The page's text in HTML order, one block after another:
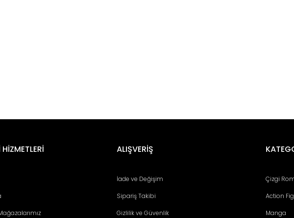
de dinlemenizi tavsiye ederim. Ayrılık acısı ve aşk konularından doğan Miku'ların idol
ALIŞVERİŞ
İade ve Değişim
Sipariş Takibi
Gizlilik ve Güvenlik
Çizgi
Action
Manga